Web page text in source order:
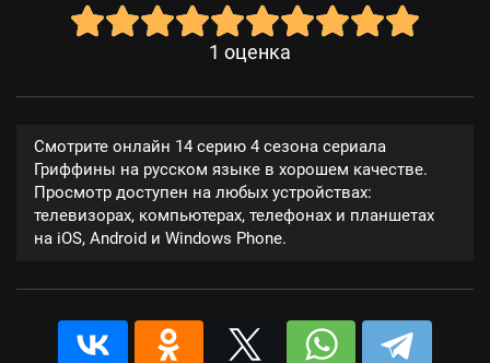
1 оценка
Смотрите онлайн 14 серию 4 сезона сериала
Гриффины на русском языке в хорошем качестве.
Просмотр доступен на любых устройствах:
телевизорах, компьютерах, телефонах и планшетах
на iOS, Android и Windows Phone.